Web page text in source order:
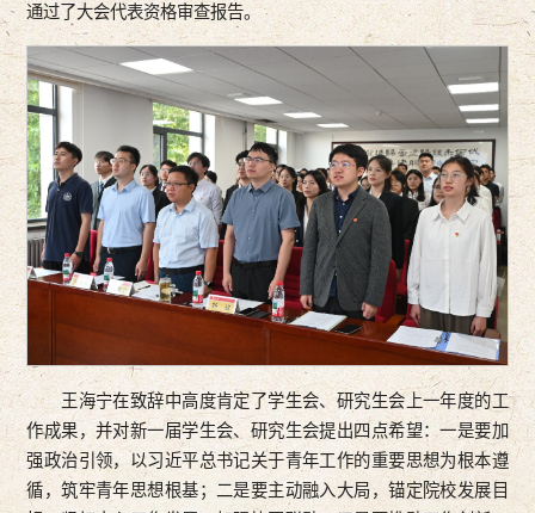
通过了大会代表资格审查报告。
王海宁在致辞中高度肯定了学生会、研究生会上一年度的工
作成果，并对新一届学生会、研究生会提出四点希望：一是要加
强政治引领，以习近平总书记关于青年工作的重要思想为根本遵
循，筑牢青年思想根基；二是要主动融入大局，锚定院校发展目